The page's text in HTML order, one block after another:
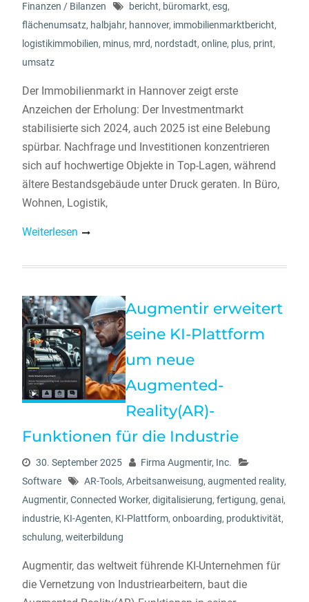
Finanzen / Bilanzen
bericht, büromarkt, esg,
flächenumsatz, halbjahr, hannover, immobilienmarktbericht,
logistikimmobilien, minus, mrd, nordstadt, online, plus, print,
umsatz
Der Immobilienmarkt in Hannover zeigt erste
Anzeichen der Erholung: Der Investmentmarkt
stabilisierte sich 2024, auch 2025 ist eine Belebung
spürbar. Nachfrage und Investitionen konzentrieren
sich auf hochwertige Objekte in Top-Lagen, während
ältere Bestandsgebäude unter Druck geraten. In Büro,
Wohnen, Logistik,
Weiterlesen
Augmentir erweitert
seine KI-Plattform
um neue
Augmented-
Reality(AR)-
Funktionen für die Industrie
30. September 2025
Firma Augmentir, Inc.
Software
AR-Tools, Arbeitsanweisung, augmented reality,
Augmentir, Connected Worker, digitalisierung, fertigung, genai,
industrie, KI-Agenten, KI-Plattform, onboarding, produktivität,
schulung, weiterbildung
Augmentir, das weltweit führende KI-Unternehmen für
die Vernetzung von Industriearbeitern, baut die